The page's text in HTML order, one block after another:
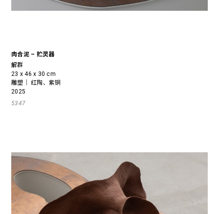
肉合泥 – 贮灵器
解群
23 x 46 x 30 cm
雕塑｜ 红陶、紫铜
2025
5347